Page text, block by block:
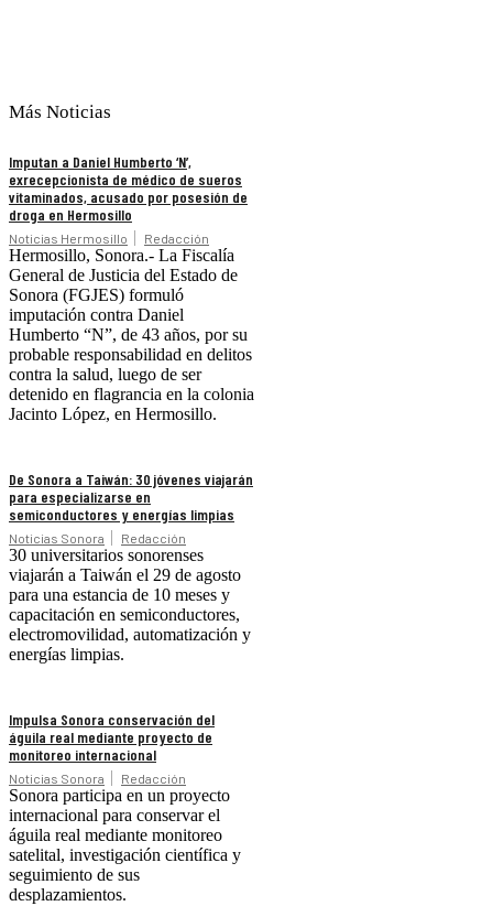
Más Noticias
Imputan a Daniel Humberto ‘N’,
exrecepcionista de médico de sueros
vitaminados, acusado por posesión de
droga en Hermosillo
Noticias Hermosillo Redacción
Hermosillo, Sonora.- La Fiscalía
General de Justicia del Estado de
Sonora (FGJES) formuló
imputación contra Daniel
Humberto “N”, de 43 años, por su
probable responsabilidad en delitos
contra la salud, luego de ser
detenido en flagrancia en la colonia
Jacinto López, en Hermosillo.
De Sonora a Taiwán: 30 jóvenes viajarán
para especializarse en
semiconductores y energías limpias
Noticias Sonora Redacción
30 universitarios sonorenses
viajarán a Taiwán el 29 de agosto
para una estancia de 10 meses y
capacitación en semiconductores,
electromovilidad, automatización y
energías limpias.
Impulsa Sonora conservación del
águila real mediante proyecto de
monitoreo internacional
Noticias Sonora Redacción
Sonora participa en un proyecto
internacional para conservar el
águila real mediante monitoreo
satelital, investigación científica y
seguimiento de sus
desplazamientos.